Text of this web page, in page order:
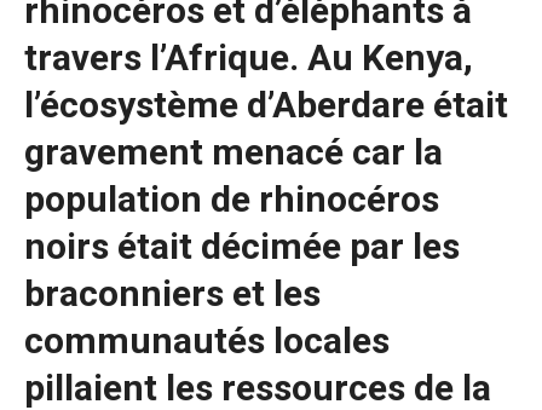
rhinocéros et d’éléphants à
travers l’Afrique. Au Kenya,
l’écosystème d’Aberdare était
gravement menacé car la
population de rhinocéros
noirs était décimée par les
braconniers et les
communautés locales
pillaient les ressources de la